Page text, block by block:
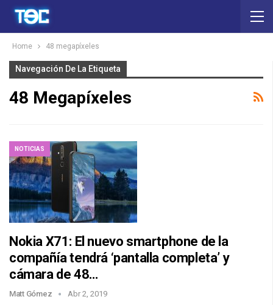
Home 48 megapíxeles
Navegación De La Etiqueta
48 Megapíxeles
NOTICIAS
Nokia X71: El nuevo smartphone de la
compañía tendrá ‘pantalla completa’ y
cámara de 48…
Matt Gómez Abr 2, 2019